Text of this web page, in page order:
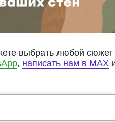
выбрать любой сюжет
, написать нам в MAX